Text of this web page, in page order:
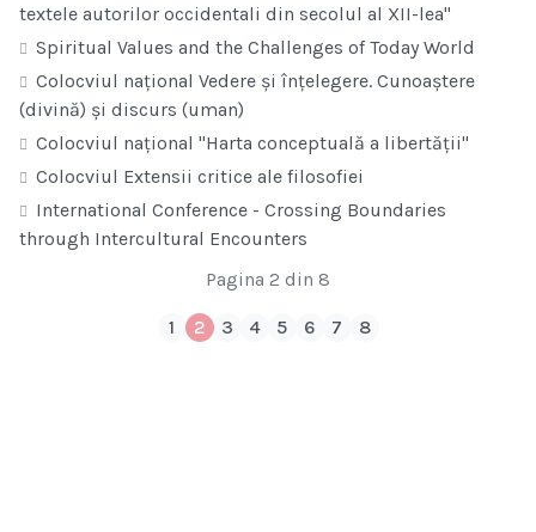
textele autorilor occidentali din secolul al XII-lea"
Spiritual Values and the Challenges of Today World
Colocviul național Vedere și înțelegere. Cunoaștere
(divină) și discurs (uman)
Colocviul național "Harta conceptuală a libertății"
Colocviul Extensii critice ale filosofiei
International Conference - Crossing Boundaries
through Intercultural Encounters
Pagina 2 din 8
1 2 3 4 5 6 7 8